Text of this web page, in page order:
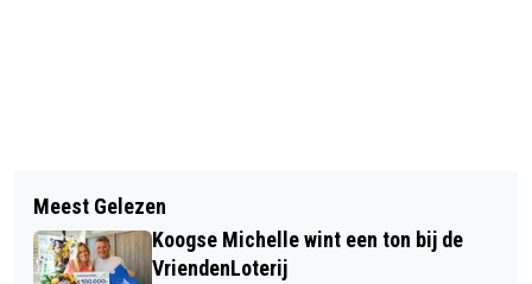
ZAANSTAD BIJNA ONDERAAN IN
PEILING OVER
LEVENSLOOPBESTENDIG WONEN
KOMENDE NACHT EN GROOT DEEL
VAN VRIJDAG HARDE WINDSTOTEN
Meest Gelezen
Koogse Michelle wint een ton bij de
VriendenLoterij